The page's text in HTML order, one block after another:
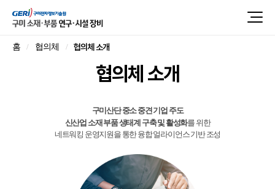
홈 협의체 협의체 소개
협의체 소개
구미산단 중소 중견 기업 주도
신산업 소재 부품 생태계 구축 및 활성화를 위한
네트워킹 운영지원을 통한 융합 얼라이언스 기반 조성